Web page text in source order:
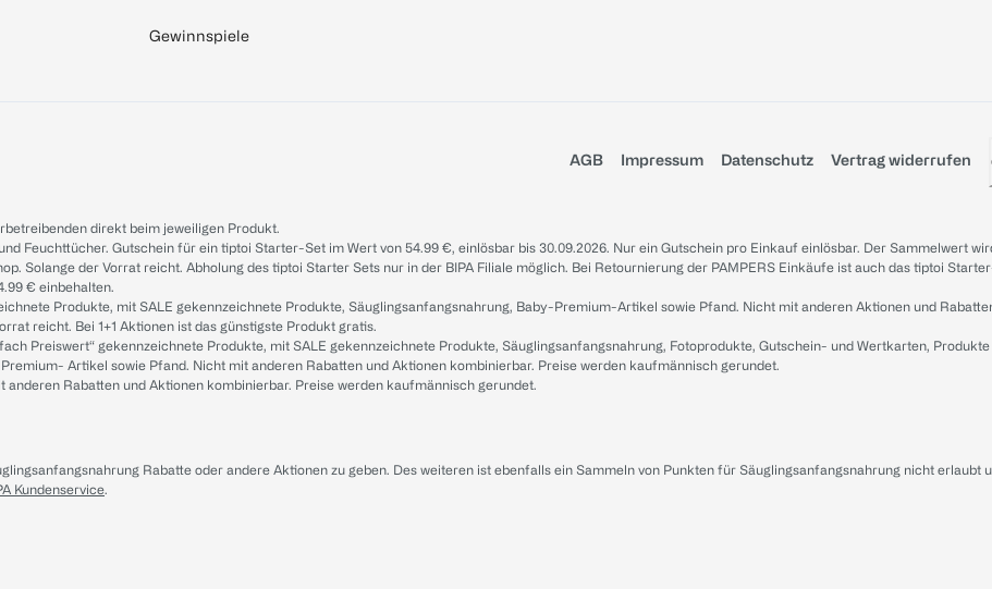
Gewinnspiele
AGB Impressum Datenschutz Vertrag widerrufen
direkt beim jeweiligen Produkt.
Feuchttücher. Gutschein für ein tiptoi Starter-Set im Wert von 54.99 €, einlösbar bis 30.09.2026. Nur ein Gutschein pro Einkauf einlösbar. Der Sammelwert
Solange der Vorrat reicht. Abholung des tiptoi Starter Sets nur in der BIPA Filiale möglich. Bei Retournierung der PAMPERS Einkäufe ist auch das tiptoi
€ einbehalten.
Produkte, mit SALE gekennzeichnete Produkte, Säuglingsanfangsnahrung, Baby-Premium-Artikel sowie Pfand. Nicht mit anderen Aktionen und
reicht. Bei 1+1 Aktionen ist das günstigste Produkt gratis.
Preiswert“ gekennzeichnete Produkte, mit SALE gekennzeichnete Produkte, Säuglingsanfangsnahrung, Fotoprodukte, Gutschein- und Wertkarten,
Premium- Artikel sowie Pfand. Nicht mit anderen Rabatten und Aktionen kombinierbar. Preise werden kaufmännisch gerundet.
anderen Rabatten und Aktionen kombinierbar. Preise werden kaufmännisch gerundet.
Rabatte oder andere Aktionen zu geben. Des weiteren ist ebenfalls ein Sammeln von Punkten für Säuglingsanfangsnahrung nicht erlaubt
Kundenservice.